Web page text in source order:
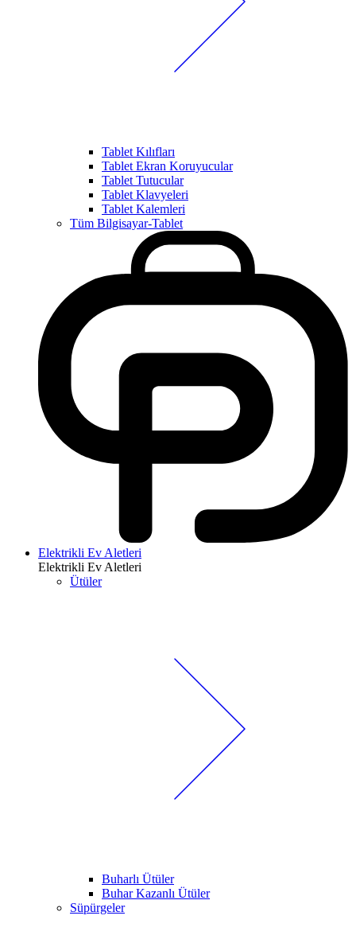
Tablet Kılıfları
Tablet Ekran Koruyucular
Tablet Tutucular
Tablet Klavyeleri
Tablet Kalemleri
Tüm Bilgisayar-Tablet
Elektrikli Ev Aletleri
Elektrikli Ev Aletleri
Ütüler
Buharlı Ütüler
Buhar Kazanlı Ütüler
Süpürgeler